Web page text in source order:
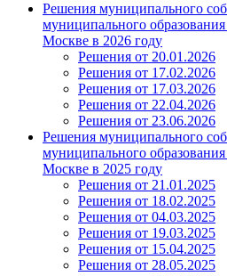
Решения муниципального
муниципального
Москве в 2026 году
Решения от 20.01.2026
Решения от 17.02.2026
Решения от 17.03.2026
Решения от 22.04.2026
Решения от 23.06.2026
Решения муниципального
муниципального
Москве в 2025 году
Решения от 21.01.2025
Решения от 18.02.2025
Решения от 04.03.2025
Решения от 19.03.2025
Решения от 15.04.2025
Решения от 28.05.2025